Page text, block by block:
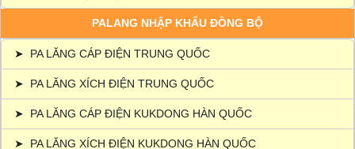
PALANG NHẬP KHẨU ĐỒNG BỘ
➤ PA LĂNG CÁP ĐIỆN TRUNG QUỐC
➤ PA LĂNG XÍCH ĐIỆN TRUNG QUỐC
➤ PA LĂNG CÁP ĐIỆN KUKDONG HÀN QUỐC
➤ PA LĂNG XÍCH ĐIỆN KUKDONG HÀN QUỐC